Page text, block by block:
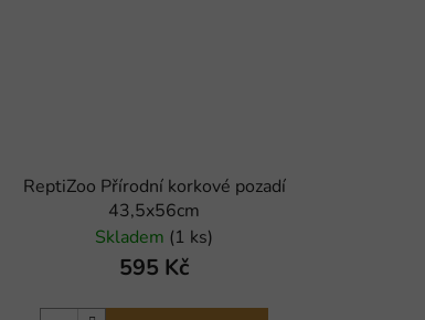
ReptiZoo Přírodní korkové pozadí
43,5x56cm
Skladem (1 ks)
595 Kč